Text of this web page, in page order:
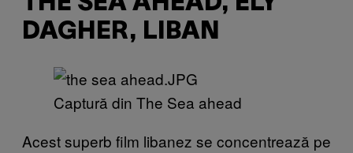
DAGHER, LIBAN
Captură din The Sea ahead
Acest superb film libanez se concentrează pe